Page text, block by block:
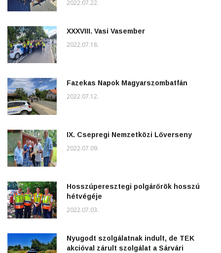
2022.07.22.
XXXVIII. Vasi Vasember
2022.07.18.
Fazekas Napok Magyarszombatfán
2022.07.12.
IX. Csepregi Nemzetközi Lőverseny
2022.07.09.
Hosszúperesztegi polgárőrök hosszú
hétvégéje
2022.07.03.
Nyugodt szolgálatnak indult, de TEK
akcióval zárult szolgálat a Sárvári